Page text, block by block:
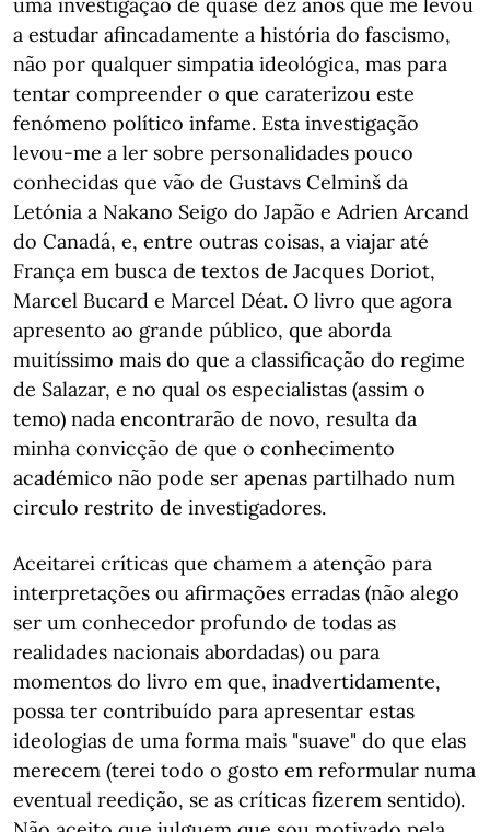
a estudar afincadamente a história do fascismo,
não por qualquer simpatia ideológica, mas para
tentar compreender o que caraterizou este
fenómeno político infame. Esta investigação
levou-me a ler sobre personalidades pouco
conhecidas que vão de Gustavs Celminš da
Letónia a Nakano Seigo do Japão e Adrien Arcand
do Canadá, e, entre outras coisas, a viajar até
França em busca de textos de Jacques Doriot,
Marcel Bucard e Marcel Déat. O livro que agora
apresento ao grande público, que aborda
muitíssimo mais do que a classificação do regime
de Salazar, e no qual os especialistas (assim o
temo) nada encontrarão de novo, resulta da
minha convicção de que o conhecimento
académico não pode ser apenas partilhado num
circulo restrito de investigadores.
Aceitarei críticas que chamem a atenção para
interpretações ou afirmações erradas (não alego
ser um conhecedor profundo de todas as
realidades nacionais abordadas) ou para
momentos do livro em que, inadvertidamente,
possa ter contribuído para apresentar estas
ideologias de uma forma mais "suave" do que elas
merecem (terei todo o gosto em reformular numa
eventual reedição, se as críticas fizerem sentido).